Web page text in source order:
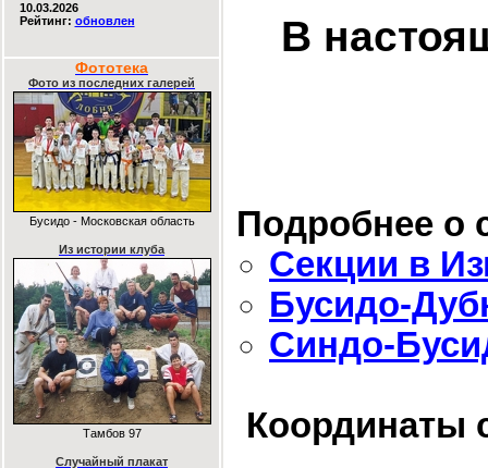
10.03.2026
Рейтинг: обновлен
Фототека
Фото из последних галерей
Бусидо - Московская область
Из истории клуба
Тамбов 97
Случайный плакат
В
Подробнее о
Секции в
Бусидо-
Синдо-
Координаты